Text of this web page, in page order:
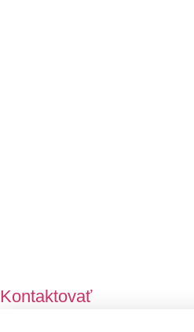
Kontaktovať